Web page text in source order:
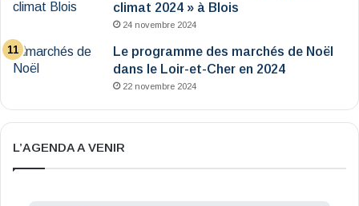
climat 2024 » à Blois
24 novembre 2024
Le programme des marchés de Noël
dans le Loir-et-Cher en 2024
22 novembre 2024
L’AGENDA A VENIR